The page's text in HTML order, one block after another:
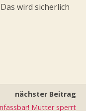
wird sicherlich
nächster Beitrag
Mutter sperrt